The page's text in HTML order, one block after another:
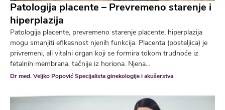
Patologija placente – Prevremeno starenje i
hiperplazija
Patologija placente, prevremeno starenje placente, hiperplazija
mogu smanjiti efikasnost njenih funkcija. Placenta (posteljica) je
privremeni, ali vitalni organ koji se formira tokom trudnoće iz
fetalnih membrana, tačnije iz horiona. Njena...
Dr med. Veljko Popović Specijalista ginekologije i akušerstva